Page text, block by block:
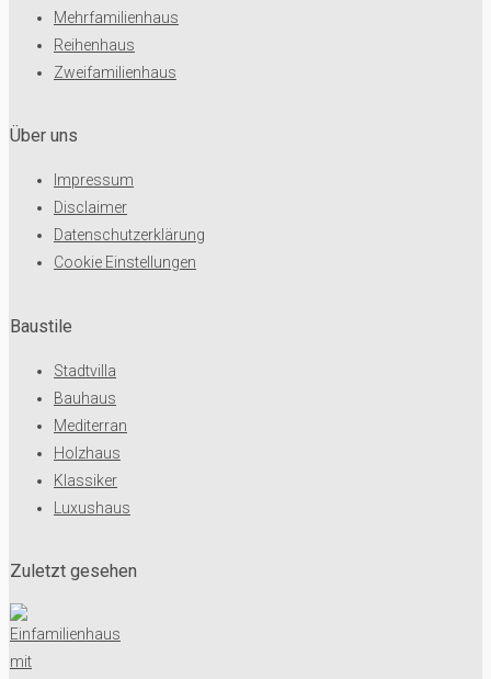
Mehrfamilienhaus
Reihenhaus
Zweifamilienhaus
Baustile
Stadtvilla
Bauhaus
Mediterran
Holzhaus
Klassiker
Luxushaus
Über uns
Impressum
Disclaimer
Datenschutzerklärung
Cookie Einstellungen
Zuletzt gesehen